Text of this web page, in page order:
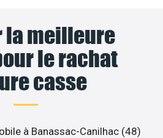
la meilleure
le rachat
casse
à Banassac-Canilhac (48)